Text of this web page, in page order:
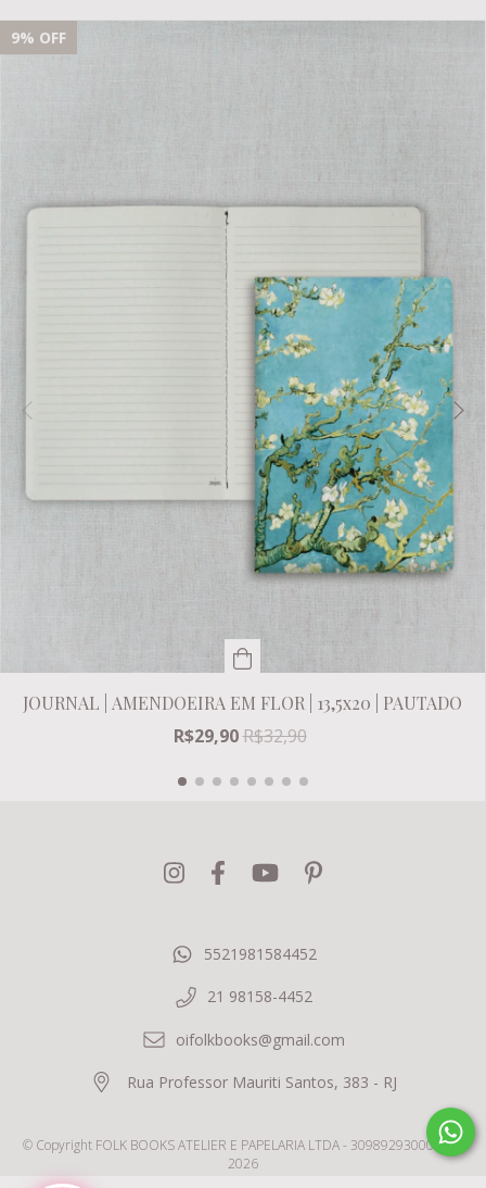
9% OFF
JOURNAL | AMENDOEIRA EM FLOR | 13,5x20 | PAUTADO
R$29,90R$32,90
5521981584452
21 98158-4452
oifolkbooks@gmail.com
Rua Professor Mauriti Santos, 383 - RJ
© Copyright FOLK BOOKS ATELIER E PAPELARIA LTDA - 30989293000142 -
2026